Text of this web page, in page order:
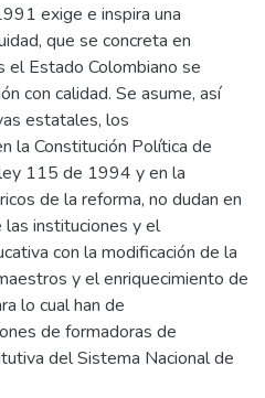
exige e inspira una
que se concreta en
el Estado Colombiano se
con calidad. Se asume, así
estatales, los
la Constitución Política de
115 de 1994 y en la
de la reforma, no dudan en
las instituciones y el
con la modificación de la
y el enriquecimiento de
lo cual han de
de formadoras de
del Sistema Nacional de